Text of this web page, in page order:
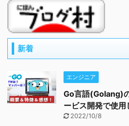
新着
エンジニア
Go言語(Golang)
ービス開発で使用
2022/10/8